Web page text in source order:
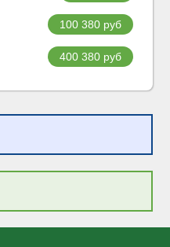
100 380руб
400 380руб